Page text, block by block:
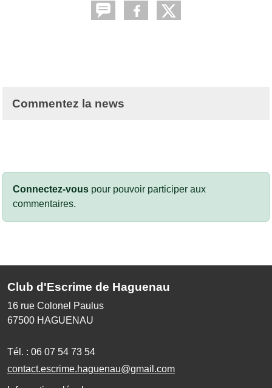
Commentez la news
Connectez-vous pour pouvoir participer aux
commentaires.
Club d'Escrime de Haguenau
16 rue Colonel Paulus
67500 HAGUENAU
Tél. : 06 07 54 73 54
contact.escrime.haguenau@gmail.com